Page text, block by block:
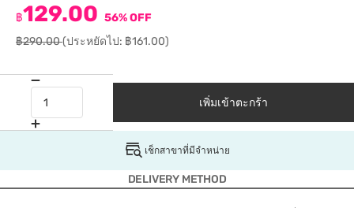
฿129.00 56% OFF
฿290.00(ประหยัดไป: ฿161.00)
เพิ่มเข้าตะกร้า
เช็กสาขาที่มีจำหน่าย
DELIVERY METHOD